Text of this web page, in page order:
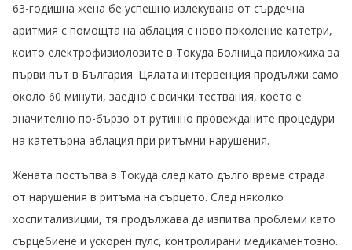
63-годишна жена бе успешно излекувана от сърдечна
аритмия с помощта на аблация с ново поколение катетри,
които електрофизиолозите в Токуда Болница приложиха за
първи път в България. Цялата интервенция продължи само
около 60 минути, заедно с всички тествания, което е
значително по-бързо от рутинно провежданите процедури
на катетърна аблация при ритъмни нарушения.
Жената постъпва в Токуда след като дълго време страда
от нарушения в ритъма на сърцето. След няколко
хоспитализиции, тя продължава да изпитва проблеми като
сърцебиене и ускорен пулс, контролирани медикаментозно.